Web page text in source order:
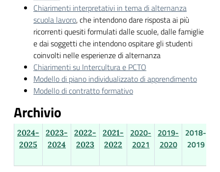
Chiarimenti interpretativi in tema di alternanza
scuola lavoro, che intendono dare risposta ai più
ricorrenti quesiti formulati dalle scuole, dalle famiglie
e dai soggetti che intendono ospitare gli studenti
coinvolti nelle esperienze di alternanza
Chiarimenti su Intercultura e PCTO
Modello di piano individualizzato di apprendimento
Modello di contratto formativo
Archivio
2024-
2025
2023-
2024
2022-
2023
2021-
2022
2020-
2021
2019-
2020
2018-
2019